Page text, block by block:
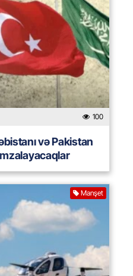
100
və Pakistan
Manşet